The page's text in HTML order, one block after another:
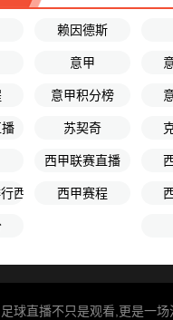
赖因德斯
意甲
意甲积分榜
苏契奇
西甲联赛直播
西榜 西甲赛程
球直播不只是观看,更是一场